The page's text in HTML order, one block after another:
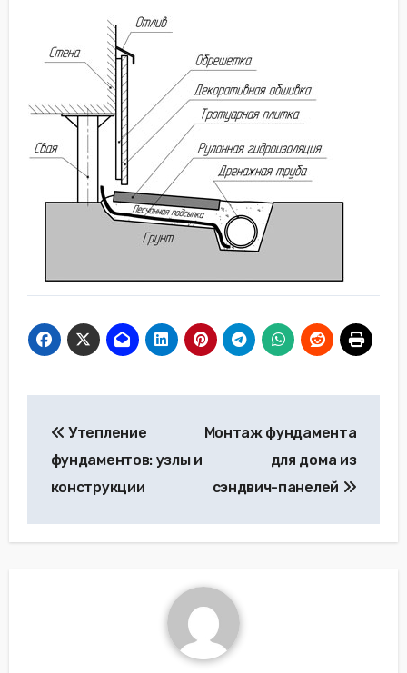
по
записям
Утепление
фундаментов: узлы и
конструкции
Монтаж фундамента
для дома из
сэндвич-панелей